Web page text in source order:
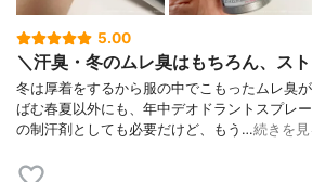
5.00
＼汗臭・冬のムレ臭はもちろん、ス
冬は厚着をするから服の中でこもったムレ臭
ばむ春夏以外にも、年中デオドラントスプレ
の制汗剤としても必要だけど、もう…続きを見